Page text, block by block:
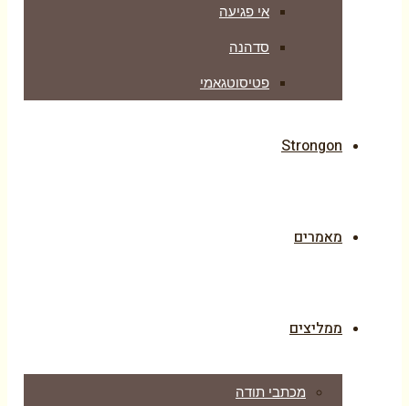
אי פגיעה
סדהנה
פטיסוטגאמי
Strongon
מאמרים
ממליצים
מכתבי תודה